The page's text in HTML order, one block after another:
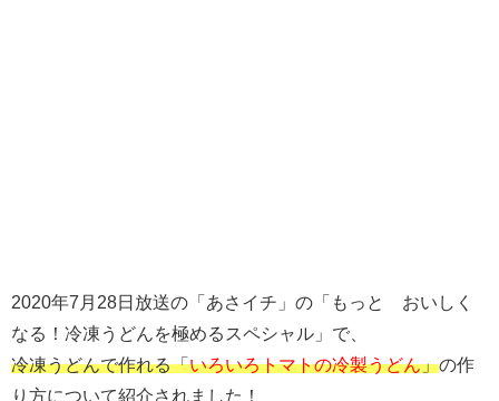
2020年7月28日放送の「あさイチ」の「もっと おいしく
なる！冷凍うどんを極めるスペシャル」で、
冷凍うどんで作れる「いろいろトマトの冷製うどん」の作
り方について紹介されました！